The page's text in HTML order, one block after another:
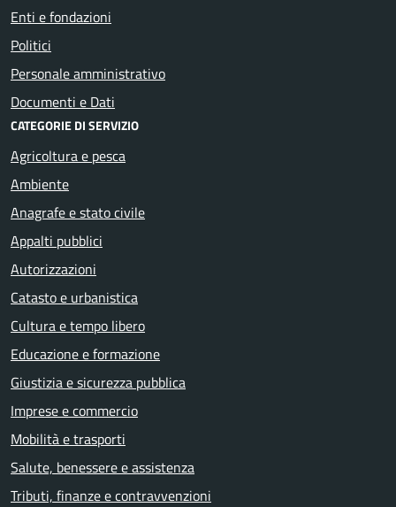
Enti e fondazioni
Politici
Personale amministrativo
Documenti e Dati
CATEGORIE DI SERVIZIO
Agricoltura e pesca
Ambiente
Anagrafe e stato civile
Appalti pubblici
Autorizzazioni
Catasto e urbanistica
Cultura e tempo libero
Educazione e formazione
Giustizia e sicurezza pubblica
Imprese e commercio
Mobilità e trasporti
Salute, benessere e assistenza
Tributi, finanze e contravvenzioni